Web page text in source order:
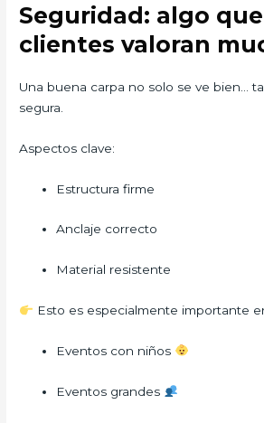
Seguridad: algo
clientes valoran
Una buena carpa no solo se ve bien…
segura.
Aspectos clave:
Estructura firme
Anclaje correcto
Material resistente
Esto es especialmente importante
Eventos con niños
Eventos grandes